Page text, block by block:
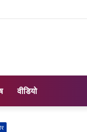
वीडियो